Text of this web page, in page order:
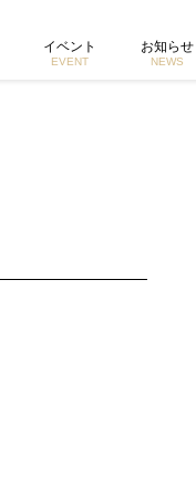
イベント
EVENT
お知らせ
NEWS